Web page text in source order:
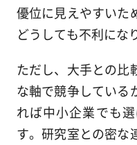
優位に見えやすいた
どうしても不利にな
ただし、大手との比
な軸で競争している
れば中小企業でも
す。研究室との密な